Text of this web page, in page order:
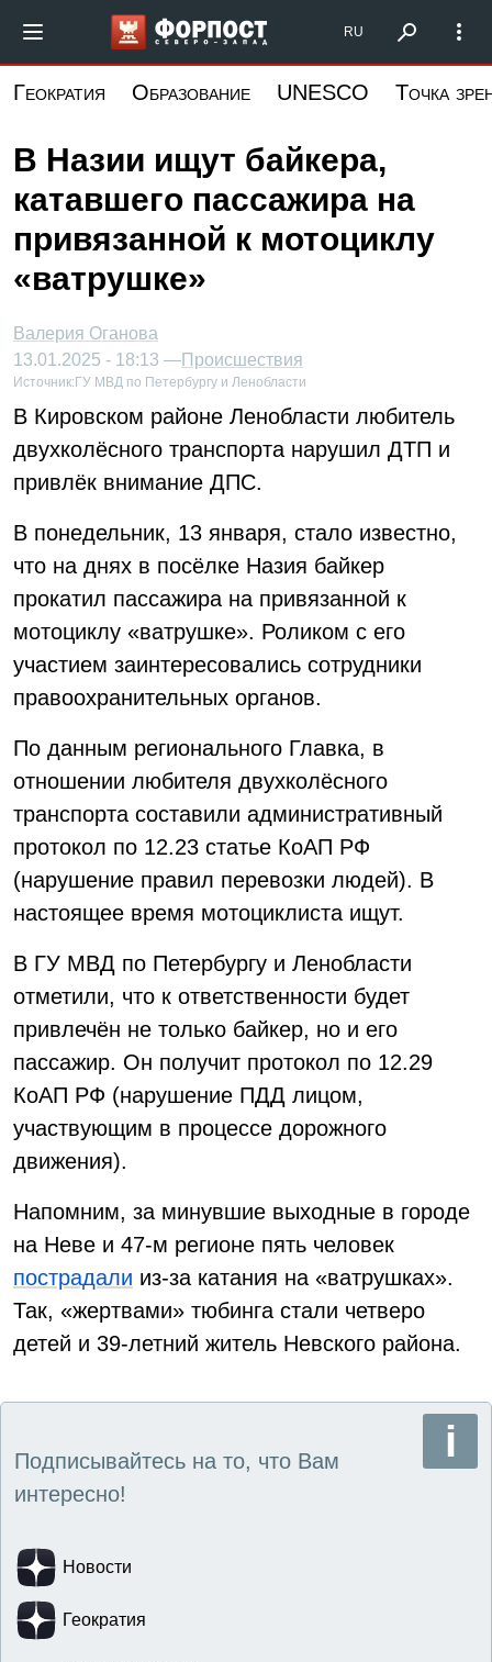
основному
Форпост Северо-Запад
RU
Геократия Образование UNESCO Точка
В Назии ищут байкера,
катавшего пассажира на
привязанной к мотоциклу
«ватрушке»
Валерия Оганова
13.01.2025 - 18:13 —Происшествия
Источник: ГУ МВД по Петербургу и Ленобласти
В Кировском районе Ленобласти любитель
двухколёсного транспорта нарушил ДТП и
привлёк внимание ДПС.
В понедельник, 13 января, стало известно,
что на днях в посёлке Назия байкер
прокатил пассажира на привязанной к
мотоциклу «ватрушке». Роликом с его
участием заинтересовались сотрудники
правоохранительных органов.
По данным регионального Главка, в
отношении любителя двухколёсного
транспорта составили административный
протокол по 12.23 статье КоАП РФ
(нарушение правил перевозки людей). В
настоящее время мотоциклиста ищут.
В ГУ МВД по Петербургу и Ленобласти
отметили, что к ответственности будет
привлечён не только байкер, но и его
пассажир. Он получит протокол по 12.29
КоАП РФ (нарушение ПДД лицом,
участвующим в процессе дорожного
движения).
Напомним, за минувшие выходные в городе
на Неве и 47-м регионе пять человек
пострадали из-за катания на «ватрушках».
Так, «жертвами» тюбинга стали четверо
детей и 39-летний житель Невского района.
Подписывайтесь на то, что Вам
интересно!
Новости
Геократия